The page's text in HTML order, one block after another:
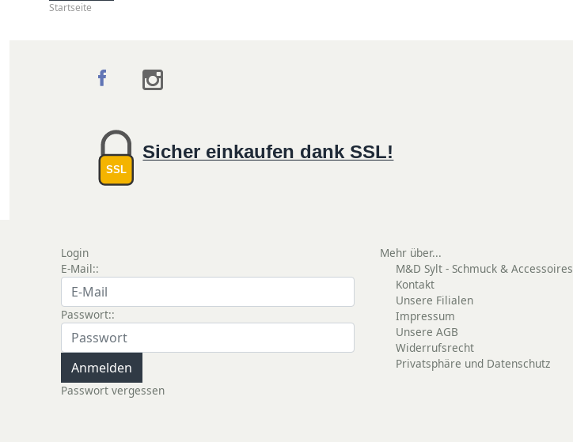
Startseite
SSL
Sicher einkaufen dank SSL!
Login
E-Mail::
Passwort::
Passwort vergessen
Mehr über...
M&D Sylt - Schmuck & Accessoires
Kontakt
Unsere Filialen
Impressum
Unsere AGB
Widerrufsrecht
Privatsphäre und Datenschutz